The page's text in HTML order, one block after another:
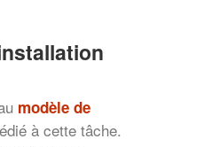
modèle de
à cette tâche.